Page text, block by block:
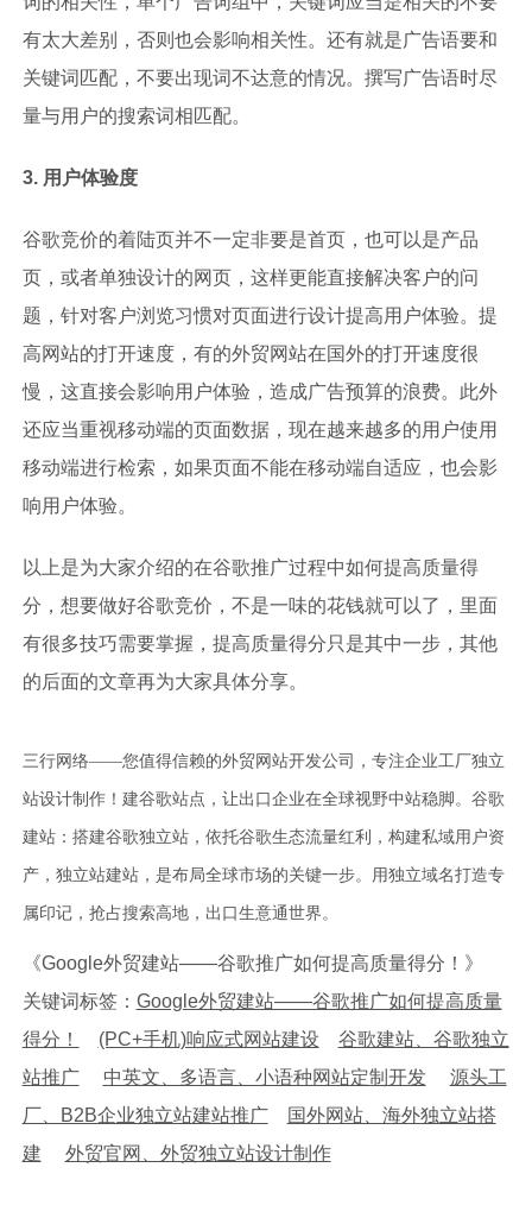
有太大差别，否则也会影响相关性。还有就是广告语要和
关键词匹配，不要出现词不达意的情况。撰写广告语时尽
量与用户的搜索词相匹配。
3. 用户体验度
谷歌竞价的着陆页并不一定非要是首页，也可以是产品
页，或者单独设计的网页，这样更能直接解决客户的问
题，针对客户浏览习惯对页面进行设计提高用户体验。提
高网站的打开速度，有的外贸网站在国外的打开速度很
慢，这直接会影响用户体验，造成广告预算的浪费。此外
还应当重视移动端的页面数据，现在越来越多的用户使用
移动端进行检索，如果页面不能在移动端自适应，也会影
响用户体验。
以上是为大家介绍的在谷歌推广过程中如何提高质量得
分，想要做好谷歌竞价，不是一味的花钱就可以了，里面
有很多技巧需要掌握，提高质量得分只是其中一步，其他
的后面的文章再为大家具体分享。
三行网络——您值得信赖的外贸网站开发公司，专注企业工厂独立
站设计制作！建谷歌站点，让出口企业在全球视野中站稳脚。谷歌
建站：搭建谷歌独立站，依托谷歌生态流量红利，构建私域用户资
产，独立站建站，是布局全球市场的关键一步。用独立域名打造专
属印记，抢占搜索高地，出口生意通世界。
《Google外贸建站——谷歌推广如何提高质量得分！》
关键词标签： Google外贸建站——谷歌推广如何提高质量
得分！
(PC+手机)响应式网站建设
谷歌建站、谷歌独立
站推广
中英文、多语言、小语种网站定制开发
源头工
厂、B2B企业独立站建站推广
国外网站、海外独立站搭
建
外贸官网、外贸独立站设计制作